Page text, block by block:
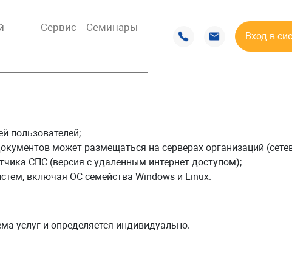
Сервис Семинары
Вход в
пользователей;
может размещаться на серверах организаций
СПС (версия с удаленным интернет-доступом);
включая ОС семейства Windows и Linux.
услуг и определяется индивидуально.